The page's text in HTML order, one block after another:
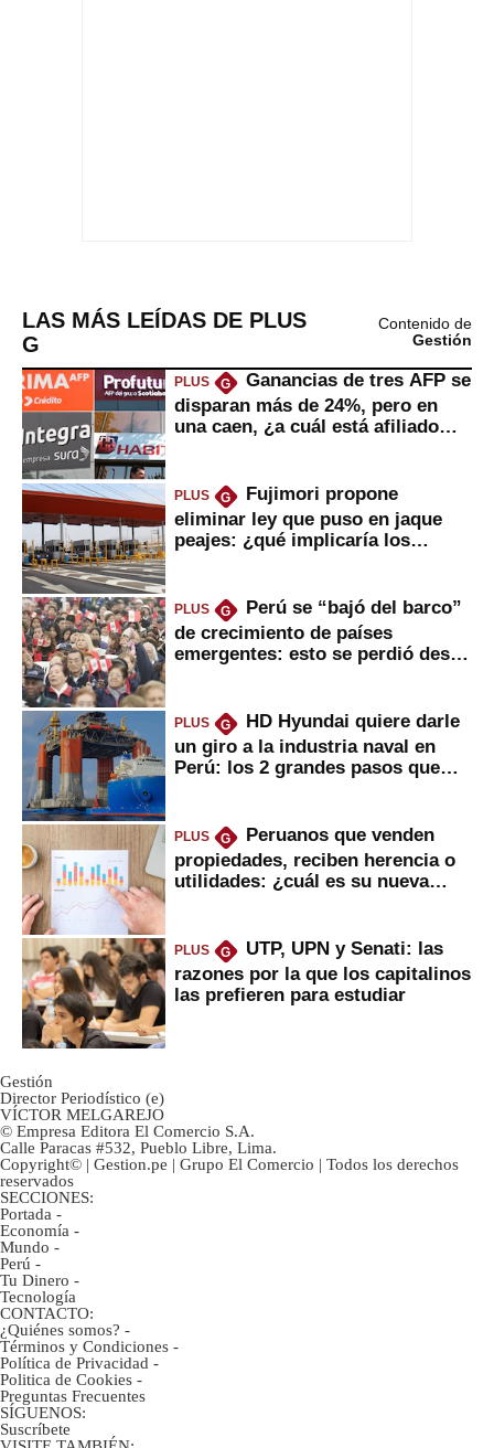
LAS MÁS LEÍDAS DE PLUS
G
Contenido de
Gestión
PLUS G
Ganancias de tres AFP se
disparan más de 24%, pero en
una caen, ¿a cuál está afiliado
PLUS G
Fujimori propone
eliminar ley que puso en jaque
peajes: ¿qué implicaría los
PLUS G
Perú se “bajó del barco”
de crecimiento de países
emergentes: esto se perdió desde
PLUS G
HD Hyundai quiere darle
un giro a la industria naval en
Perú: los 2 grandes pasos que
PLUS G
Peruanos que venden
propiedades, reciben herencia o
utilidades: ¿cuál es su nueva
PLUS G
UTP, UPN y Senati: las
razones por la que los capitalinos
las prefieren para estudiar
Gestión
Director Periodístico (e)
VÍCTOR MELGAREJO
© Empresa Editora El Comercio S.A.
Calle Paracas #532, Pueblo Libre, Lima.
Copyright© | Gestion.pe | Grupo El Comercio | Todos los derechos
reservados
SECCIONES:
Portada -
Economía -
Mundo -
Perú -
Tu Dinero -
Tecnología
CONTACTO:
¿Quiénes somos? -
Términos y Condiciones -
Política de Privacidad -
Politica de Cookies -
Preguntas Frecuentes
SÍGUENOS:
Suscríbete